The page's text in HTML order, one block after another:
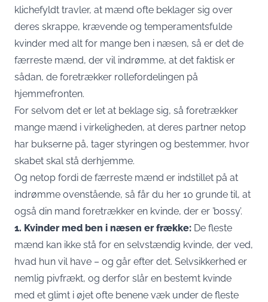
klichefyldt travler, at mænd ofte beklager sig over
deres skrappe, krævende og temperamentsfulde
kvinder med alt for mange ben i næsen, så er det de
færreste mænd, der vil indrømme, at det faktisk er
sådan, de foretrækker rollefordelingen på
hjemmefronten.
For selvom det er let at beklage sig, så foretrækker
mange mænd i virkeligheden, at deres partner netop
har bukserne på, tager styringen og bestemmer, hvor
skabet skal stå derhjemme.
Og netop fordi de færreste mænd er indstillet på at
indrømme ovenstående, så får du her 10 grunde til, at
også din mand foretrækker en kvinde, der er ’bossy’.
1. Kvinder med ben i næsen er frække: De fleste
mænd kan ikke stå for en selvstændig kvinde, der ved,
hvad hun vil have – og går efter det. Selvsikkerhed er
nemlig pivfrækt, og derfor slår en bestemt kvinde
med et glimt i øjet ofte benene væk under de fleste